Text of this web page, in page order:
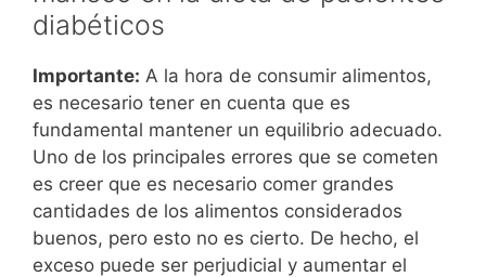
diabéticos
Importante: A la hora de consumir alimentos,
es necesario tener en cuenta que es
fundamental mantener un equilibrio adecuado.
Uno de los principales errores que se cometen
es creer que es necesario comer grandes
cantidades de los alimentos considerados
buenos, pero esto no es cierto. De hecho, el
exceso puede ser perjudicial y aumentar el